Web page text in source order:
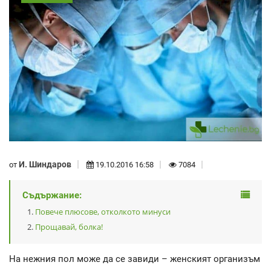
от И. Шиндаров 19.10.2016 16:58 7084
Съдържание:
Повече плюсове, отколкото минуси
Прощавай, болка!
На нежния пол може да се завиди – женският организъм